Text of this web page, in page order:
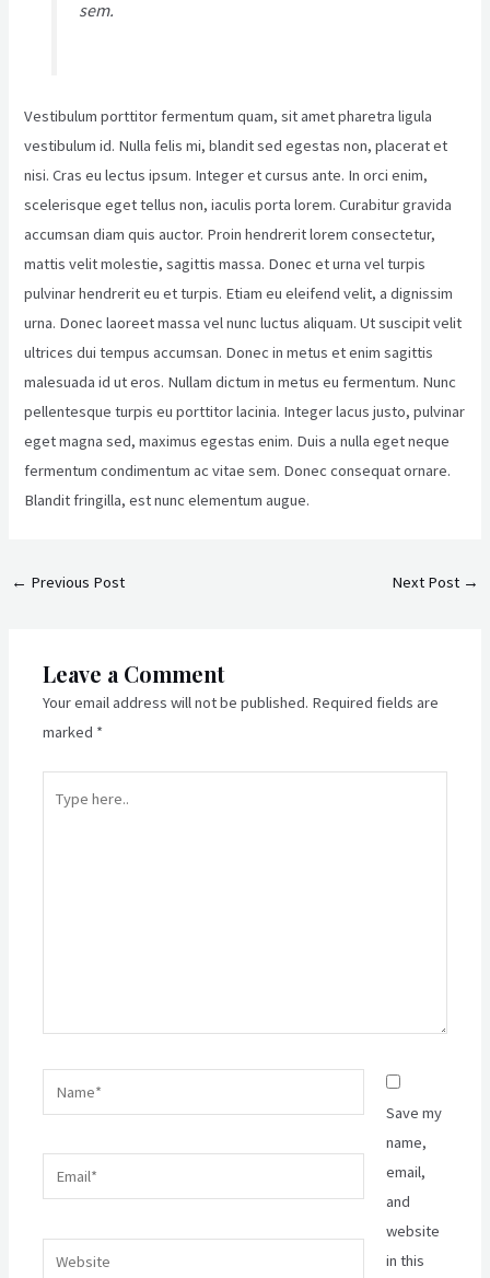
sem.
Vestibulum porttitor fermentum quam, sit amet pharetra ligula
vestibulum id. Nulla felis mi, blandit sed egestas non, placerat et
nisi. Cras eu lectus ipsum. Integer et cursus ante. In orci enim,
scelerisque eget tellus non, iaculis porta lorem. Curabitur gravida
accumsan diam quis auctor. Proin hendrerit lorem consectetur,
mattis velit molestie, sagittis massa. Donec et urna vel turpis
pulvinar hendrerit eu et turpis. Etiam eu eleifend velit, a dignissim
urna. Donec laoreet massa vel nunc luctus aliquam. Ut suscipit velit
ultrices dui tempus accumsan. Donec in metus et enim sagittis
malesuada id ut eros. Nullam dictum in metus eu fermentum. Nunc
pellentesque turpis eu porttitor lacinia. Integer lacus justo, pulvinar
eget magna sed, maximus egestas enim. Duis a nulla eget neque
fermentum condimentum ac vitae sem. Donec consequat ornare.
Blandit fringilla, est nunc elementum augue.
← Previous Post Next Post →
Leave a Comment
Your email address will not be published. Required fields are
marked *
here..
Website
Save my
name,
email,
and
website
in this